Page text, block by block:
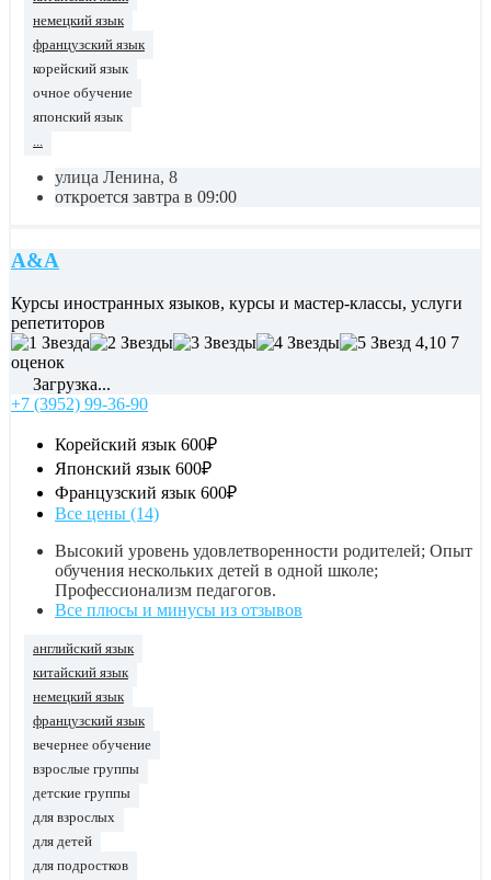
немецкий язык
французский язык
корейский язык
очное обучение
японский язык
улица Ленина, 8
откроется завтра в 09:00
A&A
Курсы иностранных языков, курсы и мастер-классы, услуги
репетиторов
4,10 7
оценок
Загрузка...
+7 (3952) 99-36-90
Корейский язык 600₽
Японский язык 600₽
Французский язык 600₽
Все цены (14)
Высокий уровень удовлетворенности родителей; Опыт
обучения нескольких детей в одной школе;
Профессионализм педагогов.
Все плюсы и минусы из отзывов
английский язык
китайский язык
немецкий язык
французский язык
вечернее обучение
взрослые группы
детские группы
для взрослых
для детей
для подростков